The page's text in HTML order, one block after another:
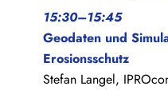
15:30–15:45
Geodaten und
Erosionsschutz
Stefan Langel,